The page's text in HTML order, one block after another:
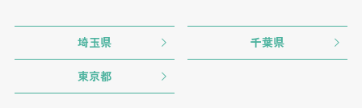
埼玉県 千葉県
東京都